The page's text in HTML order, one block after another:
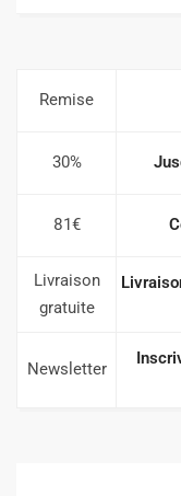
Remise
30%
81€
Livraison
gratuite
Newsletter